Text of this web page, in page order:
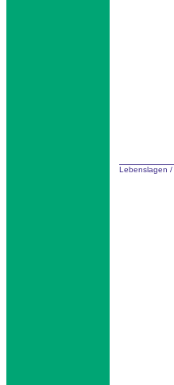
Lebenslagen /